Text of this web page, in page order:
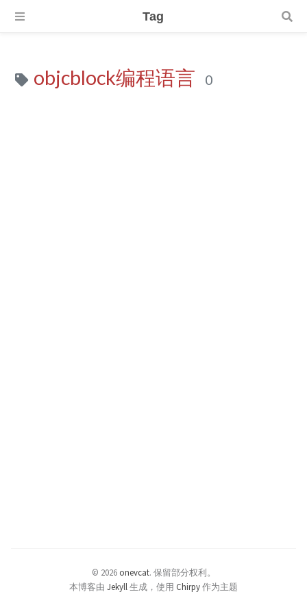
Tag
objcblock编程语言 0
© 2026 onevcat. 保留部分权利。
本博客由 Jekyll 生成，使用 Chirpy作为主题